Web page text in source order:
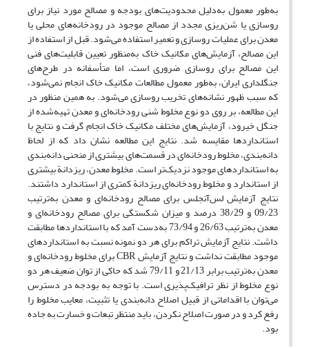
به‌طور معمول به‌دلیل محدودیت‌های بودجه و مصالح مورد نیاز برای
روسازی یا شن‌ریزی مجدد از مصالح موجود در رودخانه‌های محلی یا
معدن برای عملیات روسازی و تعمیر استفاده می‌شود. قبل از استفاده از
این مصالح، آزمایش‌های مکانیک خاک به‌منظور تعیین قابلیت‌های فنی
این مصالح برای روسازی ضروری است، اما متأسفانه در طرح‌های
جنگلداری ایران، به‌طور معمول مطالعات مکانیک خاک انجام نمی‌شود،
که سبب ظهور نشانه‌های تخریب روسازی می‌شود. به همین منظور در
این مطالعه، بر روی دو نوع مخلوط شنی رودخانه‌ای و معدن تهیه‌شده از
جنگل خیرود، آزمایش‌های مختلف مکانیک خاک انجام گرفت و نتایج با
استانداردها مقایسه شد. نتایج این مطالعه نشان‌ داد که از لحاظ
دانه‌بندی، مخلوط رودخانه‌ای در قسمت‌های بیشتری از منحنی دانه‌بندی
به استانداردهای موجود نزدیک‌تر است. مخلوط معدن، ریزدانة بیشتری
از استاندارد و مخلوط رودخانه‌ای ریزدانة کمتری از استاندارد داشتند.
نتایج آزمایش لس‌آنجلس برای مصالح رودخانه‌ای و معدن به‌ترتیب
09/23 و 38/29 درصد و میزان شکستگی برای مصالح رودخانه‌ای و
معدن به‌ترتیب 26/63 و 73/94 به‌دست آمد که با استانداردها مطابقت
داشت. نتایج آزمایش تراکم برای هر دو نمونه نسبت به استانداردهای
موجود مطابقت نداشت و نتایج آزمایش CBR برای مخلوط رودخانه‌ای و
معدن به‌ترتیب برابر 21/13 و 79/11 شد که حاکی از توان ضعیف هر دو
نوع مخلوط از نظر ترافیک‌پذیری است. با توجه به بودجه در دسترس
می‌توان با اقداماتی از قبیل اصلاح دانه‌بندی یا تثبیت، معایب مخلوط را
رفع کرد و در صورت اصلاح نکردن، باید منتظر تبعات و خسارت به جاده
بود.